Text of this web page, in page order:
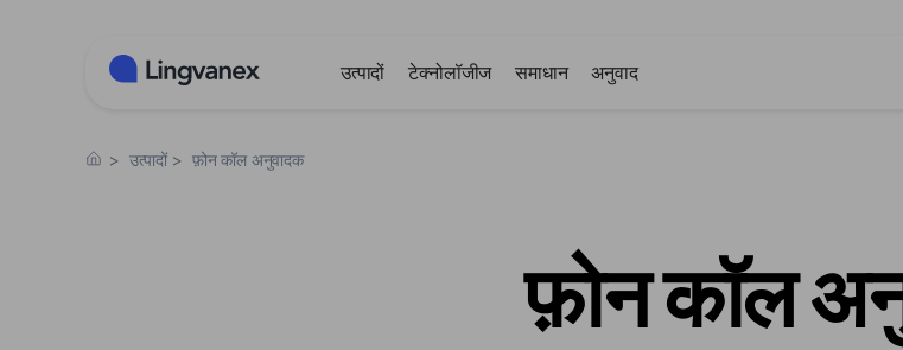
उत्पादों टेक्नोलॉजीज समाधान अनुवाद
> उत्पादों > फ़ोन कॉल अनुवादक
फ़ोन कॉल